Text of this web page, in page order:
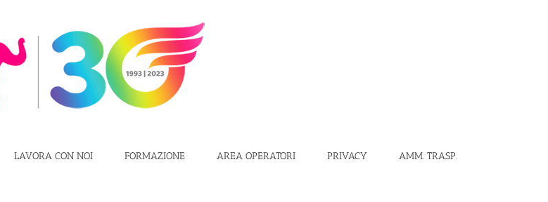
LAVORA CON NOI FORMAZIONE AREA OPERATORI PRIVACY AMM. TRASP.